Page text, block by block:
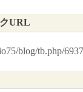
URL
blog/tb.php/6937